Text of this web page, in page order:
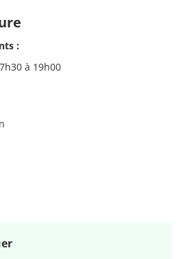
:
à 19h00